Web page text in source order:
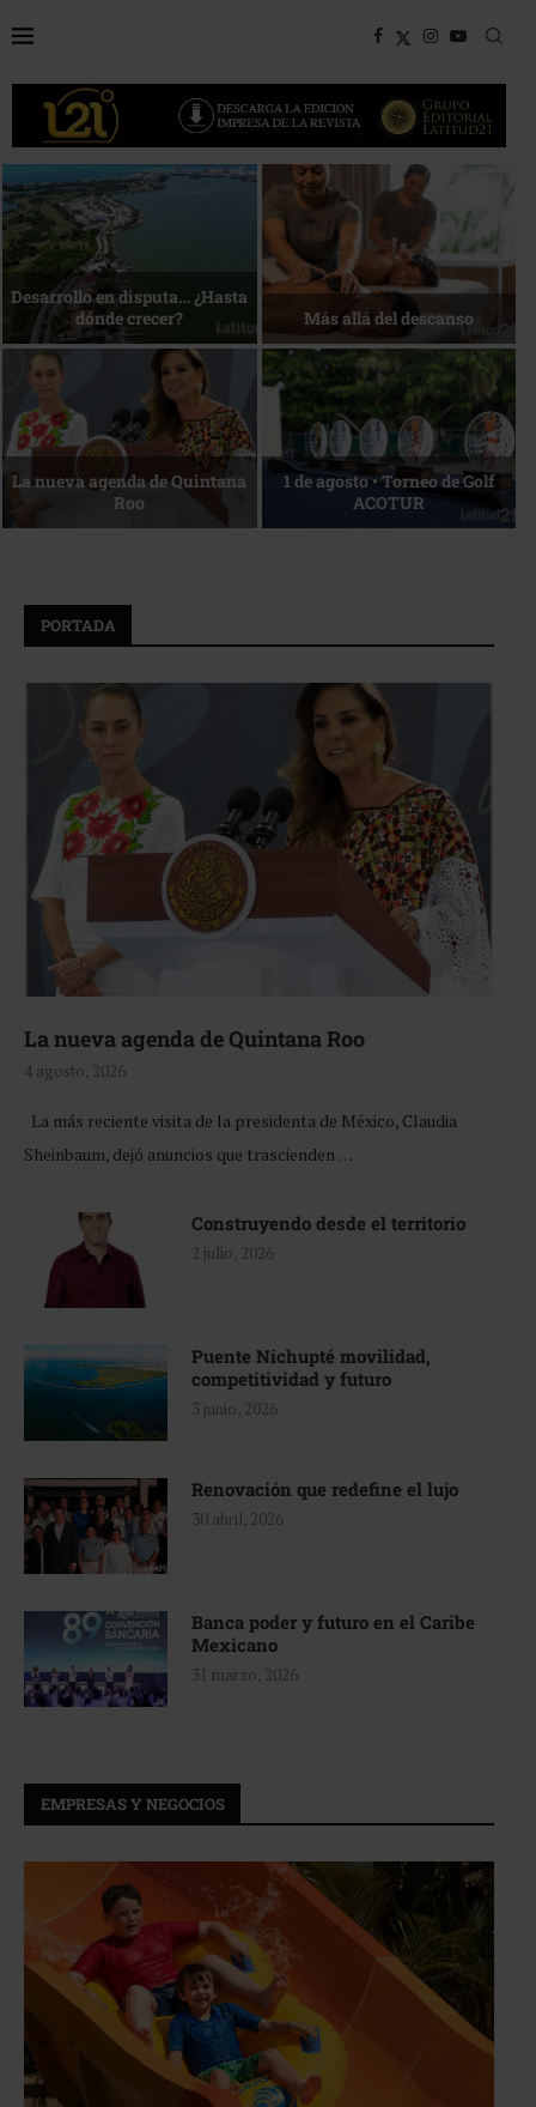
Bottega, un viaje servido a la
mesa
Energía que Impulsa la
competitividad
Reconocimiento de viajeros La esencia del servicio
PORTADA
La nueva agenda de Quintana Roo
4 agosto, 2026
La más reciente visita de la presidenta de México, Claudia
Sheinbaum, dejó anuncios que trascienden …
Construyendo desde el territorio
2 julio, 2026
Puente Nichupté movilidad,
competitividad y futuro
3 junio, 2026
Renovación que redefine el lujo
30 abril, 2026
Banca poder y futuro en el Caribe
Mexicano
31 marzo, 2026
EMPRESAS Y NEGOCIOS